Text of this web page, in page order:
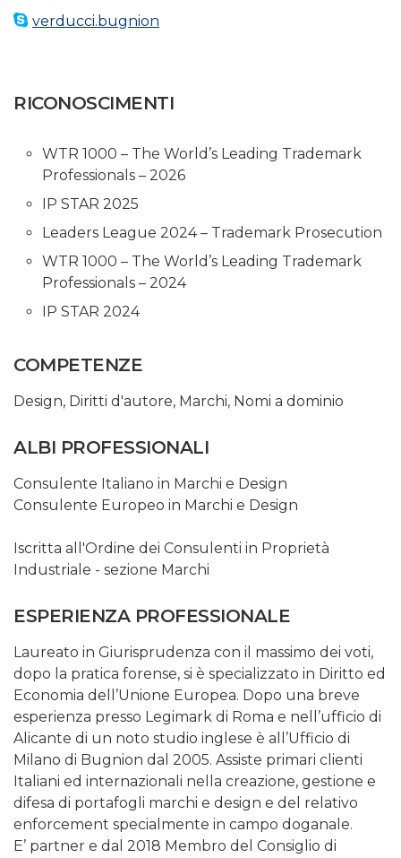
verducci.bugnion
RICONOSCIMENTI
WTR 1000 – The World’s Leading Trademark
Professionals – 2026
IP STAR 2025
Leaders League 2024 – Trademark Prosecution
WTR 1000 – The World’s Leading Trademark
Professionals – 2024
IP STAR 2024
COMPETENZE
Design, Diritti d'autore, Marchi, Nomi a dominio
ALBI PROFESSIONALI
Consulente Italiano in Marchi e Design
Consulente Europeo in Marchi e Design
Iscritta all'Ordine dei Consulenti in Proprietà
Industriale - sezione Marchi
ESPERIENZA PROFESSIONALE
Laureato in Giurisprudenza con il massimo dei voti,
dopo la pratica forense, si è specializzato in Diritto ed
Economia dell’Unione Europea. Dopo una breve
esperienza presso Legimark di Roma e nell’ufficio di
Alicante di un noto studio inglese è all’Ufficio di
Milano di Bugnion dal 2005. Assiste primari clienti
Italiani ed internazionali nella creazione, gestione e
difesa di portafogli marchi e design e del relativo
enforcement specialmente in campo doganale.
E’ partner e dal 2018 Membro del Consiglio di